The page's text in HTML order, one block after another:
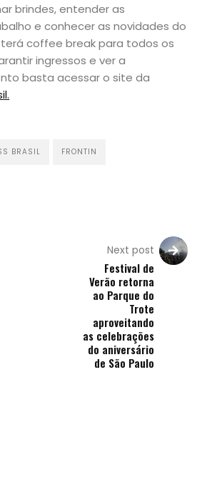
brindes, entender as
e conhecer as novidades do
coffee break para todos os
ingressos e ver a
basta acessar o site da
BRASIL FRONTIN
Next post
Festival de
Verão retorna
ao Parque do
Trote
aproveitando
as celebrações
do aniversário
de São Paulo